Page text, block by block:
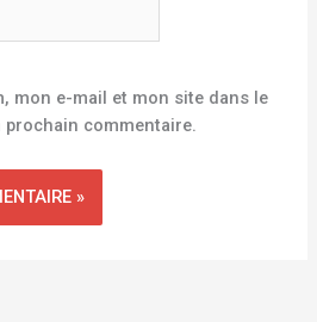
mon e-mail et mon site dans le
commentaire.